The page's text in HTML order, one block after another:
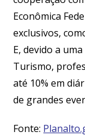
Econômica
exclusivos,
E, devido a
Turismo,
até 10% em
de grandes
Fonte: